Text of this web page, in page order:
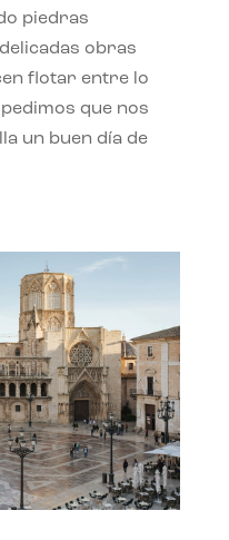
piedras
obras
flotar entre lo
que nos
un buen día de